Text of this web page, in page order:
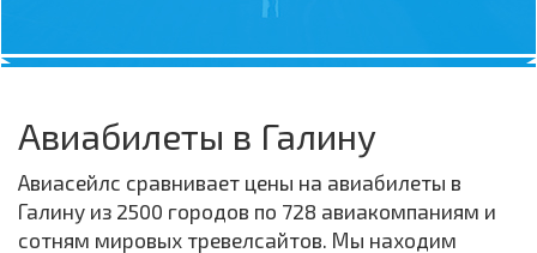
Авиабилеты в Галину
Авиасейлс сравнивает цены на авиабилеты в
Галину из 2500 городов по 728 авиакомпаниям и
сотням мировых тревелсайтов. Мы находим